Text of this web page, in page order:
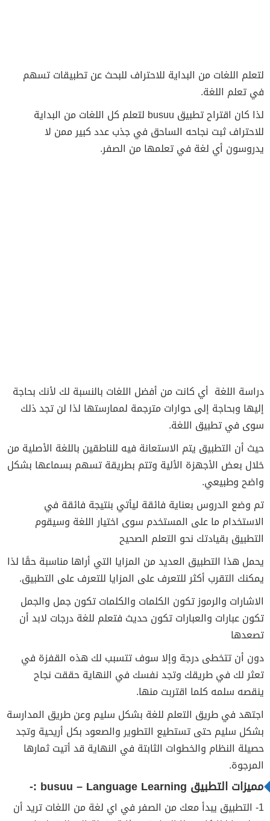
لتعلم اللغات من البداية للاحتراف للبحث عن تطبيقات تسهم
في تعلم اللغة.
لذا كان اقتراح تطبيق busuu‏ لتعلم كل اللغات من البداية
للاحتراف ثبت نجاحه الساحق في جذب عدد كبير ممن لا
يدروسون أي لغة في تعلمها من الصفر.
دراسة اللغة أي كانت من أفضل اللغات بالنسبة لك لأنك بحاجة
إليها وبحاجة إلى حوارات مترجمة لممارستها لذا لن تجد ذلك
سوى في تطبيق اللغة.
حيث أن التطبيق يتم الاستعانة فيه للناطقين باللغة الأصلية من
خلال بعض الأجهزة الألية وتتم بطريقة تسهم بسماعها بشكل
واضح وطبيعي.
تم وضع الدروس بعناية فائقة ليأتي بنتيجة فائقة في
الاستخدام ما على المستخدم سوى اختيار اللغة وسيقوم
التطبيق بقيادتك نحو التعلم الصحيح
يحمل هذا التطبيق العديد من المزايا التي أراها مناسبة حقًا لذا
يمكنك التقرب أكثر للتعرف على المزايا للتعرف على التطبيق.
الاشارات والرموز تكون الكلمات والكلمات تكون جمل والجمل
تكون عبارات والعبارات تكون حديث فتعلم للغة درجات لابد أن
تصعدها
دون أن تتخطى درجة وإلا سوف تتسبب لك هذه القفزة في
تعثر لك في طريقك وتجد نفسك في النهاية حققت نجاح
ينقصه سلمه كلما اقتربت منها.
اجتهد في طريق التعلم للغة بشكل سليم وعن طريق المدارسة
بشكل سليم حتى تستطيع التطوير والصعود بكل أريحية وتجد
حصيلة النظام والخطوات الثابتة في النهاية قد أتيت ثمارها
المرجوة.
مميزات التطبيق busuu – Language Learning :-
1- التطبيق يبدأ معك من الصفر في اي لغة من اللغات تريد أن